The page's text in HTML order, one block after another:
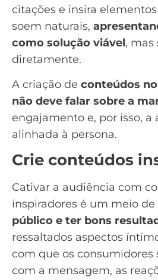
citações e insira
soem naturais,
como solução viável,
diretamente.
A criação de conteúdos
não deve falar sobre a
engajamento e, por isso, a
alinhada à persona.
Crie conteúdos
Cativar a audiência com
inspiradores é um meio de
público e ter bons
ressaltados aspectos
com que os
com a mensagem, as